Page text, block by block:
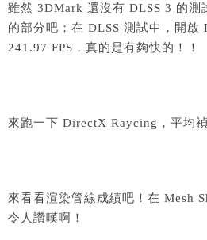
雖然 3DMark 還沒有 DLSS 3 的測
的部分吧；在 DLSS 測試中，開啟
241.97 FPS，真的是有夠快的！！
來跑一下 DirectX Raycing，平均
來看看渲染管線成績吧！在 Mesh
令人讚嘆啊！